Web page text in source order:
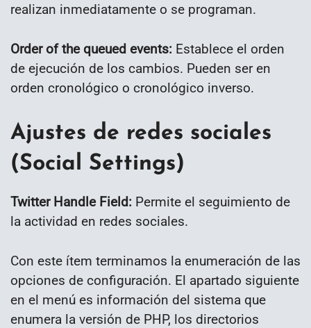
realizan inmediatamente o se programan.
Order of the queued events: Establece el orden
de ejecución de los cambios. Pueden ser en
orden cronológico o cronológico inverso.
Ajustes de redes sociales
(Social Settings)
Twitter Handle Field: Permite el seguimiento de
la actividad en redes sociales.
Con este ítem terminamos la enumeración de las
opciones de configuración. El apartado siguiente
en el menú es información del sistema que
enumera la versión de PHP, los directorios